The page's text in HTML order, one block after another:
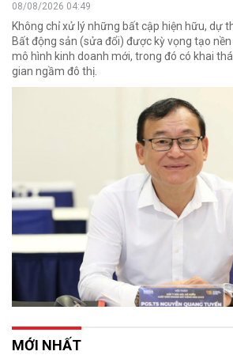
08/08/2026 04:49
Không chỉ xử lý những bất cập hiện hữu, dự
Bất động sản (sửa đổi) được kỳ vọng tạo
mô hình kinh doanh mới, trong đó có khai
gian ngầm đô thị.
MỚI NHẤT